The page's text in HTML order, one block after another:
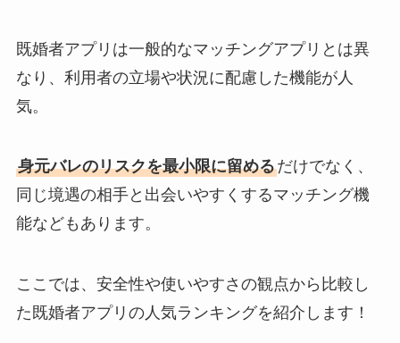
既婚者アプリは一般的なマッチングアプリとは異
なり、利用者の立場や状況に配慮した機能が人
気。
身元バレのリスクを最小限に留めるだけでなく、
同じ境遇の相手と出会いやすくするマッチング機
能などもあります。
ここでは、安全性や使いやすさの観点から比較し
た既婚者アプリの人気ランキングを紹介します！